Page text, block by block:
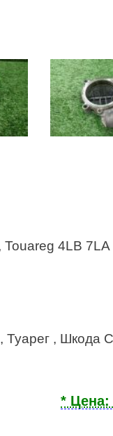
4LB
Туарег , Шкода
* Цена: